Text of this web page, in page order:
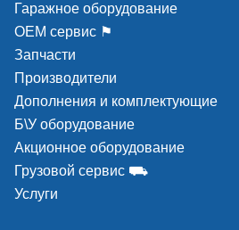
Электрический замок с ключом
управления от
Парашютные клапаны
опускание на стопор при
гидравлики;
Надежная автоматическая
подхвата при подъеме
сектора обеспечивают
при высоких нагрузках.
Гаражное оборудование
ОЕМ сервис ⚑
Запчасти
Производители
Дополнения и комплектующие
Б\У оборудование
Акционное оборудование
Грузовой сервис ⛟
Услуги